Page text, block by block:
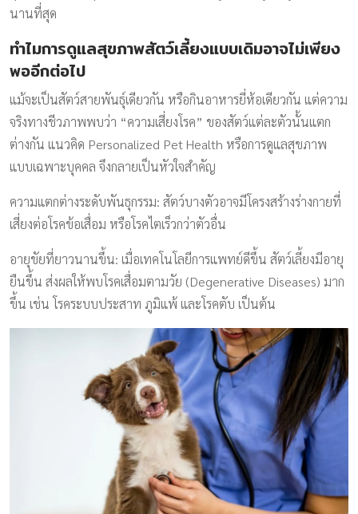
นานที่สุด
ทำไมการดูแลสุขภาพสัตว์เลี้ยงแบบเดิมอาจไม่เพียง
พออีกต่อไป
แม้จะเป็นสัตว์สายพันธุ์เดียวกัน หรือกินอาหารยี่ห้อเดียวกัน แต่ความ
จริงทางชีวภาพพบว่า “ความเสี่ยงโรค” ของสัตว์แต่ละตัวนั้นแตก
ต่างกัน แนวคิด Personalized Pet Health หรือการดูแลสุขภาพ
แบบเฉพาะบุคคล จึงกลายเป็นหัวใจสำคัญ
ความแตกต่างระดับพันธุกรรม: สัตว์บางตัวอาจมีโครงสร้างร่างกายที่
เสี่ยงต่อโรคข้อเสื่อม หรือโรคไตเร็วกว่าตัวอื่น
อายุขัยที่ยาวนานขึ้น: เมื่อเทคโนโลยีการแพทย์ดีขึ้น สัตว์เลี้ยงมีอายุ
ยืนขึ้น ส่งผลให้พบโรคเสื่อมตามวัย (Degenerative Diseases) มาก
ขึ้น เช่น โรคระบบประสาท ภูมิแพ้ และโรคตับ เป็นต้น